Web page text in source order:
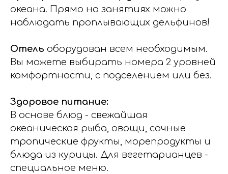
океана. Прямо на занятиях можно
наблюдать проплывающих дельфинов!
Отель оборудован всем необходимым.
Вы можете выбирать номера 2 уровней
комфортности, с подселением или без.
Здоровое питание:
В основе блюд - свежайшая
океаническая рыба, овощи, сочные
тропические фрукты, морепродукты и
блюда из курицы. Для вегетарианцев -
специальное меню.